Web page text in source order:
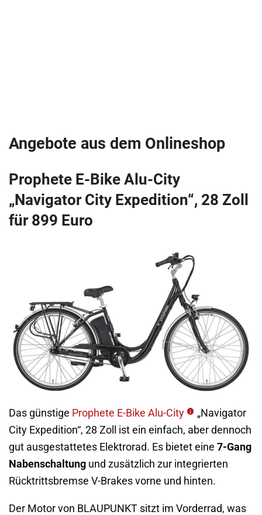
Angebote aus dem Onlineshop
Prophete E-Bike Alu-City
„Navigator City Expedition“, 28 Zoll
für 899 Euro
Das günstige Prophete E-Bike Alu-City
„Navigator
City Expedition“, 28 Zoll ist ein einfach, aber dennoch
gut ausgestattetes Elektrorad. Es bietet eine 7-Gang
Nabenschaltung und zusätzlich zur integrierten
Rücktrittsbremse V-Brakes vorne und hinten.
Der Motor von BLAUPUNKT sitzt im Vorderrad, was